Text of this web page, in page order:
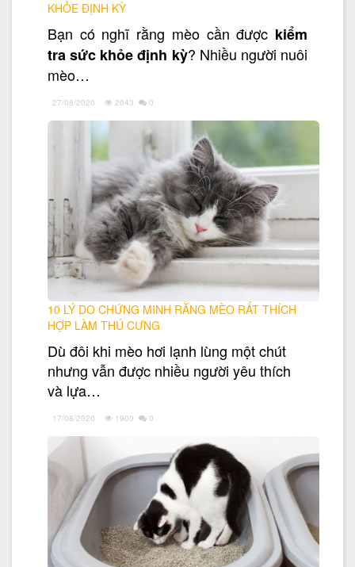
KHỎE ĐỊNH KỲ
Bạn có nghĩ rằng mèo cần được kiểm
tra sức khỏe định kỳ? Nhiều người nuôi
mèo…
27/08/2020 2043 0
10 LÝ DO CHỨNG MINH RẰNG MÈO RẤT THÍCH
HỢP LÀM THÚ CƯNG
Dù đôi khi mèo hơi lạnh lùng một chút
nhưng vẫn được nhiều người yêu thích
và lựa…
17/08/2020 1900 0